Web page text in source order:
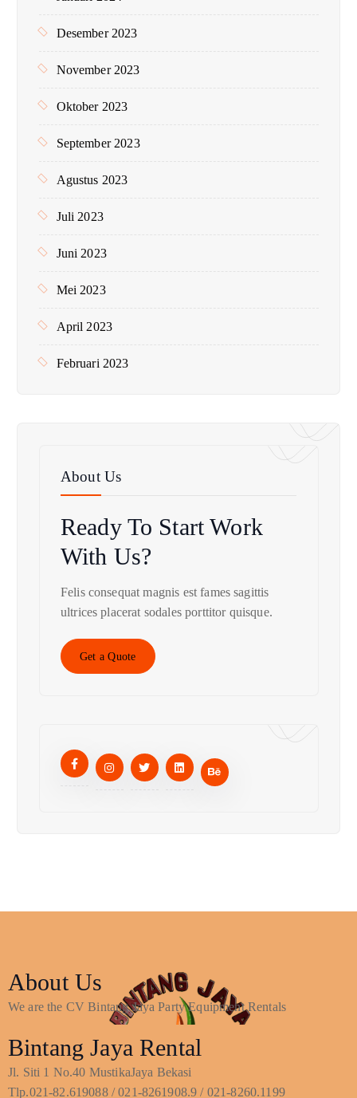
Desember 2023
November 2023
Oktober 2023
September 2023
Agustus 2023
Juli 2023
Juni 2023
Mei 2023
April 2023
Februari 2023
About Us
Ready To StartWork
With Us?
Felis consequat magnis est fames sagittis
ultrices placerat sodales porttitor quisque.
Get a Quote
About Us
We are the CV Bintang Jaya Party Equipment Rentals
Bintang Jaya Rental
Jl. Siti 1 No.40 MustikaJaya Bekasi
Tlp.021-82.619088 / 021-8261908.9 / 021-8260.1199